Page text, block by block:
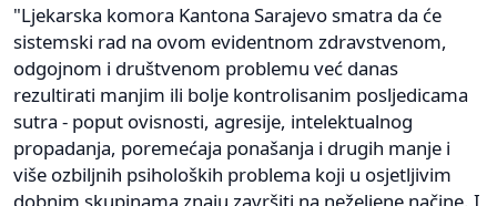
"Ljekarska komora Kantona Sarajevo smatra da će
sistemski rad na ovom evidentnom zdravstvenom,
odgojnom i društvenom problemu već danas
rezultirati manjim ili bolje kontrolisanim posljedicama
sutra - poput ovisnosti, agresije, intelektualnog
propadanja, poremećaja ponašanja i drugih manje i
više ozbiljnih psiholoških problema koji u osjetljivim
dobnim skupinama znaju završiti na neželjene načine. I